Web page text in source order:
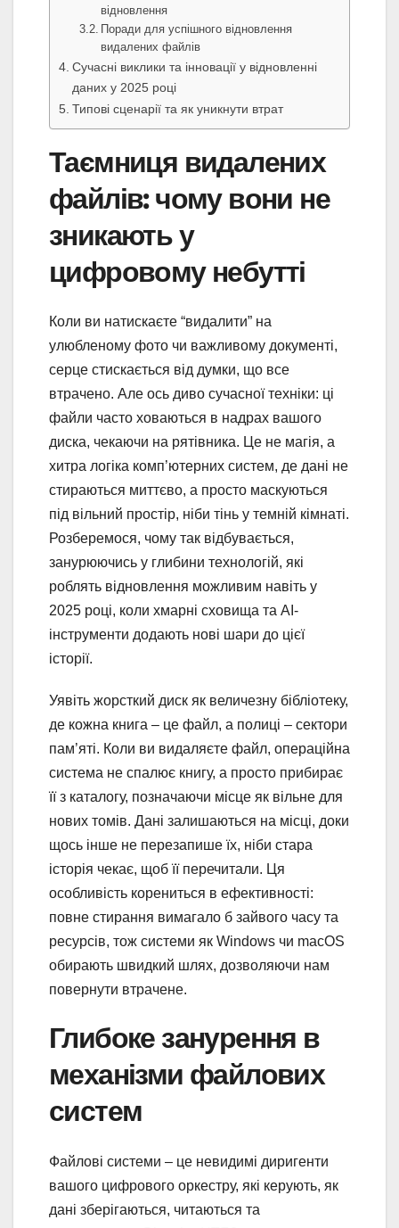
відновлення
Поради для успішного відновлення
видалених файлів
Сучасні виклики та інновації у відновленні
даних у 2025 році
Типові сценарії та як уникнути втрат
Таємниця видалених
файлів: чому вони не
зникають у
цифровому небутті
Коли ви натискаєте “видалити” на
улюбленому фото чи важливому документі,
серце стискається від думки, що все
втрачено. Але ось диво сучасної техніки: ці
файли часто ховаються в надрах вашого
диска, чекаючи на рятівника. Це не магія, а
хитра логіка комп’ютерних систем, де дані не
стираються миттєво, а просто маскуються
під вільний простір, ніби тінь у темній кімнаті.
Розберемося, чому так відбувається,
занурюючись у глибини технологій, які
роблять відновлення можливим навіть у
2025 році, коли хмарні сховища та AI-
інструменти додають нові шари до цієї
історії.
Уявіть жорсткий диск як величезну бібліотеку,
де кожна книга – це файл, а полиці – сектори
пам’яті. Коли ви видаляєте файл, операційна
система не спалює книгу, а просто прибирає
її з каталогу, позначаючи місце як вільне для
нових томів. Дані залишаються на місці, доки
щось інше не перезапише їх, ніби стара
історія чекає, щоб її перечитали. Ця
особливість корениться в ефективності:
повне стирання вимагало б зайвого часу та
ресурсів, тож системи як Windows чи macOS
обирають швидкий шлях, дозволяючи нам
повернути втрачене.
Глибоке занурення в
механізми файлових
систем
Файлові системи – це невидимі диригенти
вашого цифрового оркестру, які керують, як
дані зберігаються, читаються та